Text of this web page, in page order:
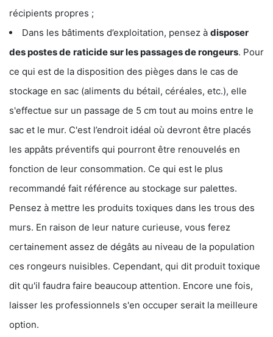
récipients propres ;
Dans les bâtiments d’exploitation, pensez à disposer
des postes de raticide sur les passages de rongeurs. Pour
ce qui est de la disposition des pièges dans le cas de
stockage en sac (aliments du bétail, céréales, etc.), elle
s'effectue sur un passage de 5 cm tout au moins entre le
sac et le mur. C'est l’endroit idéal où devront être placés
les appâts préventifs qui pourront être renouvelés en
fonction de leur consommation. Ce qui est le plus
recommandé fait référence au stockage sur palettes.
Pensez à mettre les produits toxiques dans les trous des
murs. En raison de leur nature curieuse, vous ferez
certainement assez de dégâts au niveau de la population
ces rongeurs nuisibles. Cependant, qui dit produit toxique
dit qu'il faudra faire beaucoup attention. Encore une fois,
laisser les professionnels s'en occuper serait la meilleure
option.